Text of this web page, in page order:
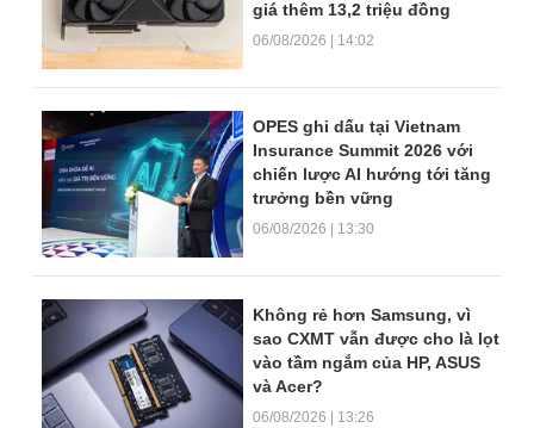
giá thêm 13,2 triệu đồng
06/08/2026 | 14:02
OPES ghi dấu tại Vietnam
Insurance Summit 2026 với
chiến lược AI hướng tới tăng
trưởng bền vững
06/08/2026 | 13:30
Không rẻ hơn Samsung, vì
sao CXMT vẫn được cho là lọt
vào tầm ngắm của HP, ASUS
và Acer?
06/08/2026 | 13:26